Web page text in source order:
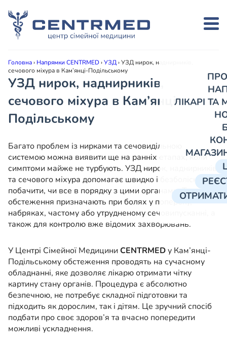
ЛІКАРІ
Головна› Напрямки CENTRMED›УЗД›УЗД нирок, наднирників,
сечового міхура в Кам’янці-Подільському
УЗД нирок, наднирників,
сечового міхура в Кам’янці-
Подільському
Багато проблем із нирками та сечовидільною
системою можна виявити ще на ранніх етапах, коли
симптоми майже не турбують. УЗД нирок, наднирників
та сечового міхура допомагає швидко і безболісно
побачити, чи все в порядку з цими органами. Таке
обстеження призначають при болях у попереку,
набряках, частому або утрудненому сечовипусканні, а
також для контролю вже відомих захворювань.
У Центрі Сімейної Медицини CENTRMEDу Кам’янці-
Подільському обстеження проводять на сучасному
обладнанні, яке дозволяє лікарю отримати чітку
картину стану органів. Процедура є абсолютно
безпечною, не потребує складної підготовки та
підходить як дорослим, так і дітям. Це зручний спосіб
подбати про своє здоров’я та вчасно попередити
можливі ускладнення.